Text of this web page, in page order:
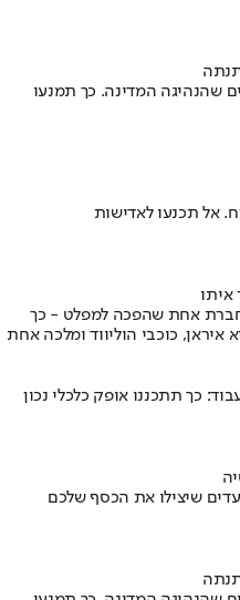
שהנהיגה המדינה. כך תמנעו
אל תכנעו לאדישות
איתו
אחת שהפכה למפלט - כך
איראן, כוכבי הוליווד ומלכה אחת
כך תתכננו אופק כלכלי נכון
שיצילו את הכסף שלכם